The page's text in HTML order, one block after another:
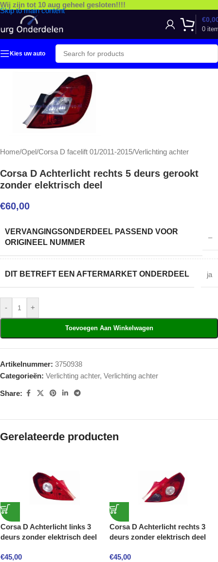
Skip to main content
Wij zijn tot 10 aug geheel gesloten!!!!
0
€
Kies uw auto
Home/Opel/Corsa D facelift 01/2011-2015/Verlichting achter
Corsa D Achterlicht rechts 5 deurs gerookt
zonder elektrisch deel
€60,00
VERVANGINGSONDERDEEL PASSEND VOOR
ORIGINEEL NUMMER
–
DIT BETREFT EEN AFTERMARKET ONDERDEEL ja
- +
Toevoegen Aan Winkelwagen
Artikelnummer: 3750938
Categorieën: Verlichting achter, Verlichting achter
Share:
Gerelateerde producten
Corsa D Achterlicht links 3
deurs zonder elektrisch deel
€45,00
Corsa D Achterlicht rechts 3
deurs zonder elektrisch deel
€45,00